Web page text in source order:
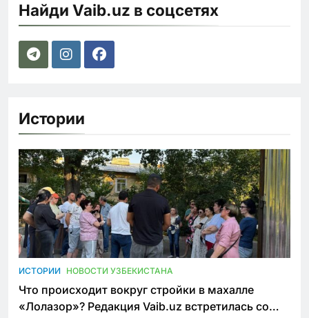
Найди Vaib.uz в соцсетях
Истории
ИСТОРИИ НОВОСТИ УЗБЕКИСТАНА
Что происходит вокруг стройки в махалле
«Лолазор»? Редакция Vaib.uz встретилась со